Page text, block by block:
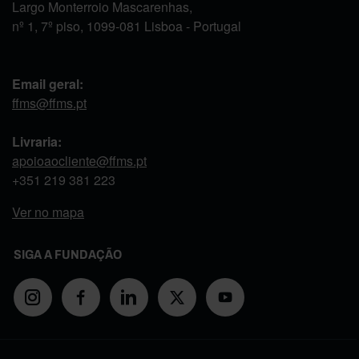
Largo Monterroio Mascarenhas,
nº 1, 7º piso, 1099-081 Lisboa - Portugal
Email geral:
ffms@ffms.pt
Livraria:
apoioaocliente@ffms.pt
+351 219 381 223
Ver no mapa
SIGA A FUNDAÇÃO